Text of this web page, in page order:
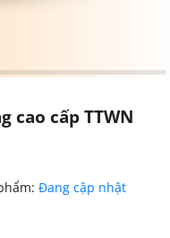
cao cấp TTWN
Đang cập nhật